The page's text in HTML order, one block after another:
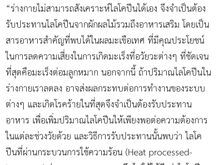
“ร่างกายไม่สามารถสังเคราะห์ไลโคปีนได้เอง จึงจำเป็นต้อง
รับประทานไลโคปีนจากผักผลไม้รวมถึงอาหารเสริม โดยเป็น
สารอาหารสำคัญที่พบได้ในผลมะเขือเทศ ที่มีคุณประโยชน์
ในการลดความเสี่ยงในการเกิดมะเร็งที่อวัยวะต่างๆ ที่ชัดเจน
ที่สุดคือมะเร็งต่อมลูกหมาก นอกจากนี้ ถ้าปริมาณไลโคปีนใน
ร่างกายเราลดลง อาจส่งผลกระทบต่อการทำงานของระบบ
ต่างๆ และเกิดโรคร้ายในที่สุดจึงจำเป็นต้องรับประทาน
อาหาร เพื่อเพิ่มปริมาณไลโคปีนให้เพียงพอต่อความต้องการ
ในแต่ละช่วงวัยด้วย และวิธีการรับประทานนั้นพบว่า ไลโค
ปีนที่ผ่านกระบวนการใช้ความร้อน (Heat processed-